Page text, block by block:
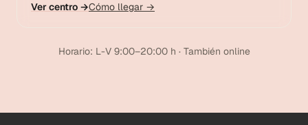
Ver centro →Cómo llegar →
Horario: L-V 9:00–20:00 h · También online